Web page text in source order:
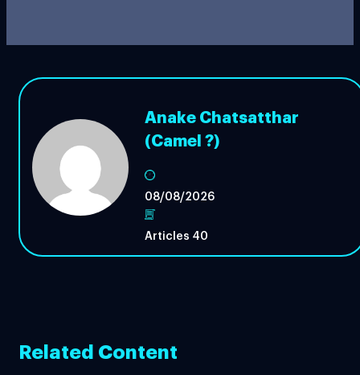
Anake Chatsatthar
(Camel ?)
08/08/2026
Articles 40
Related Content